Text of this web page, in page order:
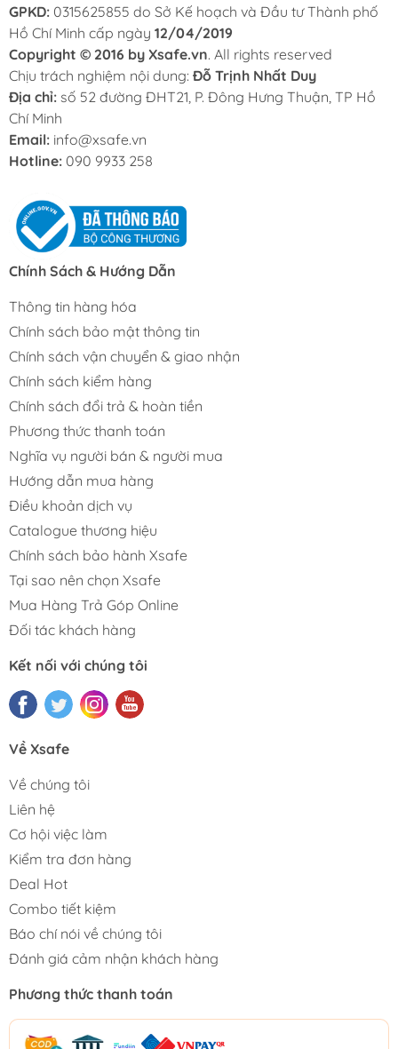
GPKD: 0315625855 do Sở Kế hoạch và Đầu tư Thành phố
Hồ Chí Minh cấp ngày 12/04/2019
Copyright © 2016 by Xsafe.vn. All rights reserved
Chịu trách nghiệm nội dung: Đỗ Trịnh Nhất Duy
Địa chỉ: số 52 đường ĐHT21, P. Đông Hưng Thuận, TP Hồ
Chí Minh
Email: info@xsafe.vn
Hotline: 090 9933 258
Chính Sách & Hướng Dẫn
Thông tin hàng hóa
Chính sách bảo mật thông tin
Chính sách vận chuyển & giao nhận
Chính sách kiểm hàng
Chính sách đổi trả & hoàn tiền
Phương thức thanh toán
Nghĩa vụ người bán & người mua
Hướng dẫn mua hàng
Điều khoản dịch vụ
Catalogue thương hiệu
Chính sách bảo hành Xsafe
Tại sao nên chọn Xsafe
Mua Hàng Trả Góp Online
Đối tác khách hàng
Kết nối với chúng tôi
Về Xsafe
Về chúng tôi
Liên hệ
Cơ hội việc làm
Kiểm tra đơn hàng
Deal Hot
Combo tiết kiệm
Báo chí nói về chúng tôi
Đánh giá cảm nhận khách hàng
Phương thức thanh toán